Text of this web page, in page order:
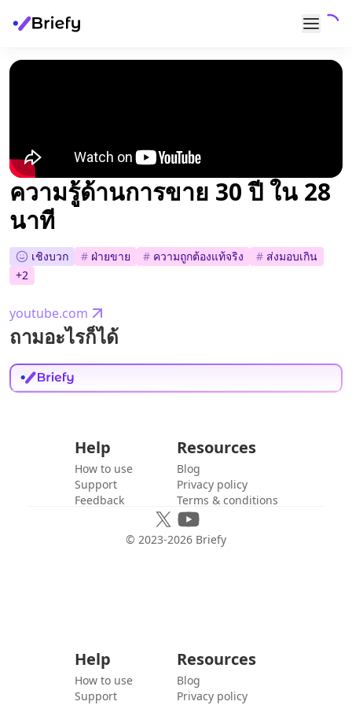
ความรู้ด้านการขาย 30 ปี ใน 28
นาที
เชิงบวก # ฝ่ายขาย # ความถูกต้องแท้จริง # ส่งมอบเกิน
+2
youtube.com
ถามอะไรก็ได้
Help
How to use
Support
Feedback
Resources
Blog
Privacy policy
Terms & conditions
© 2023-2026 Briefy
Help
How to use
Support
Resources
Blog
Privacy policy